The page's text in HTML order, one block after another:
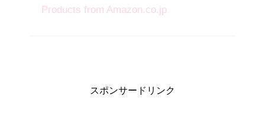
Products from Amazon.co.jp
スポンサードリンク